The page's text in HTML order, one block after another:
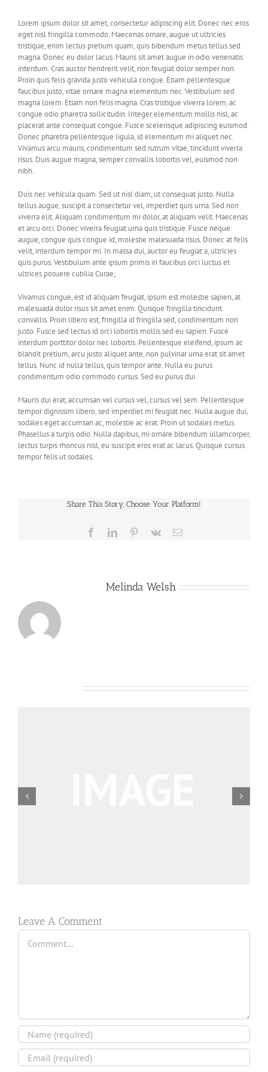
Lorem ipsum dolor sit amet, consectetur adipiscing elit. Donec nec eros
eget nisl fringilla commodo. Maecenas ornare, augue ut ultricies
tristique, enim lectus pretium quam, quis bibendum metus tellus sed
magna. Donec eu dolor lacus. Mauris sit amet augue in odio venenatis
interdum. Cras auctor hendrerit velit, non feugiat dolor semper non.
Proin quis felis gravida justo vehicula congue. Etiam pellentesque
faucibus justo, vitae ornare magna elementum nec. Vestibulum sed
magna lorem. Etiam non felis magna. Cras tristique viverra lorem, ac
congue odio pharetra sollicitudin. Integer elementum mollis nisl, ac
placerat ante consequat congue. Fusce scelerisque adipiscing euismod.
Donec pharetra pellentesque ligula, id elementum mi aliquet nec.
Vivamus arcu mauris, condimentum sed rutrum vitae, tincidunt viverra
risus. Duis augue magna, semper convallis lobortis vel, euismod non
nibh.
Duis nec vehicula quam. Sed ut nisl diam, ut consequat justo. Nulla
tellus augue, suscipit a consectetur vel, imperdiet quis urna. Sed non
viverra elit. Aliquam condimentum mi dolor, at aliquam velit. Maecenas
et arcu orci. Donec viverra feugiat urna quis tristique. Fusce neque
augue, congue quis congue id, molestie malesuada risus. Donec at felis
velit, interdum tempor mi. In massa dui, auctor eu feugiat a, ultricies
quis purus. Vestibulum ante ipsum primis in faucibus orci luctus et
ultrices posuere cubilia Curae;
Vivamus congue, est id aliquam feugiat, ipsum est molestie sapien, at
malesuada dolor risus sit amet enim. Quisque fringilla tincidunt
convallis. Proin libero est, fringilla id fringilla sed, condimentum non
justo. Fusce sed lectus id orci lobortis mollis sed eu sapien. Fusce
interdum porttitor dolor nec lobortis. Pellentesque eleifend, ipsum ac
blandit pretium, arcu justo aliquet ante, non pulvinar urna erat sit amet
tellus. Nunc id nulla tellus, quis tempor ante. Nulla eu purus
condimentum odio commodo cursus. Sed eu purus dui.
Mauris dui erat, accumsan vel cursus vel, cursus vel sem. Pellentesque
tempor dignissim libero, sed imperdiet mi feugiat nec. Nulla augue dui,
sodales eget accumsan ac, molestie ac erat. Proin ut sodales metus.
Phasellus a turpis odio. Nulla dapibus, mi ornare bibendum ullamcorper,
lectus turpis rhoncus nisl, eu suscipit eros erat ac lacus. Quisque cursus
tempor felis ut sodales.
Share This Story, Choose Your Platform!
FacebookLinkedInPinterest
Vk Email
Melinda Welsh
Leave A Comment
Comment